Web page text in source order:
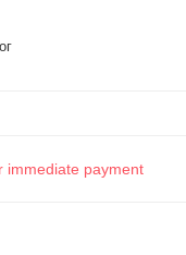
immediate payment